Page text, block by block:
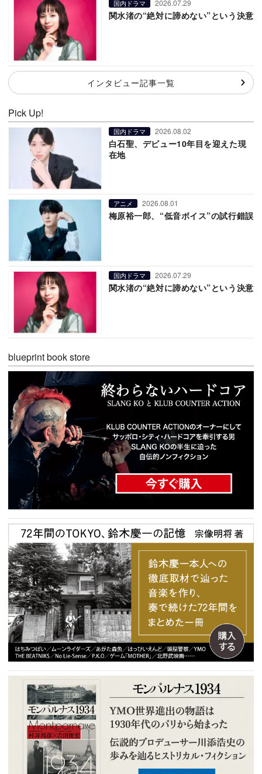
国内ドラマ 2026.07.29
関水渚の“絶対に諦めない”という決意
インタビュー記事一覧
Pick Up!
国内ドラマ 2026.08.02
白石聖、デビュー10年目を迎えた現
在地
アニメ 2026.08.01
梅原裕一郎、“低音ボイス”の試行錯誤
国内ドラマ 2026.07.29
関水渚の“絶対に諦めない”という決意
blueprint book store